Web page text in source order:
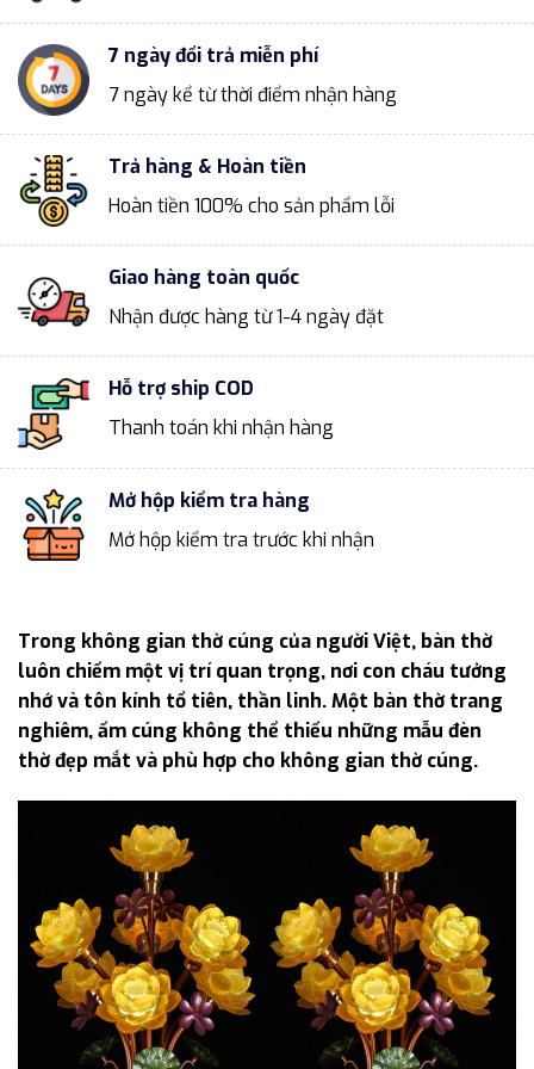
7 ngày đổi trả miễn phí
7 ngày kể từ thời điểm nhận hàng
Trả hàng & Hoàn tiền
Hoàn tiền 100% cho sản phẩm lỗi
Giao hàng toàn quốc
Nhận được hàng từ 1-4 ngày đặt
Hỗ trợ ship COD
Thanh toán khi nhận hàng
Mở hộp kiểm tra hàng
Mở hộp kiểm tra trước khi nhận
Trong không gian thờ cúng của người Việt, bàn thờ
luôn chiếm một vị trí quan trọng, nơi con cháu tưởng
nhớ và tôn kính tổ tiên, thần linh. Một bàn thờ trang
nghiêm, ấm cúng không thể thiếu những mẫu đèn
thờ đẹp mắt và phù hợp cho không gian thờ cúng.